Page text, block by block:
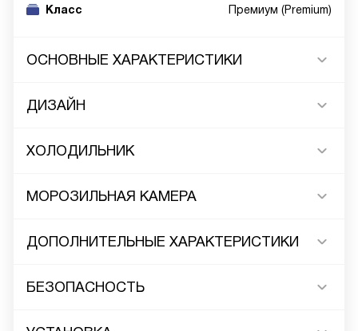
Класс Премиум (Premium)
ОСНОВНЫЕ ХАРАКТЕРИСТИКИ
ДИЗАЙН
ХОЛОДИЛЬНИК
МОРОЗИЛЬНАЯ КАМЕРА
ДОПОЛНИТЕЛЬНЫЕ ХАРАКТЕРИСТИКИ
БЕЗОПАСНОСТЬ